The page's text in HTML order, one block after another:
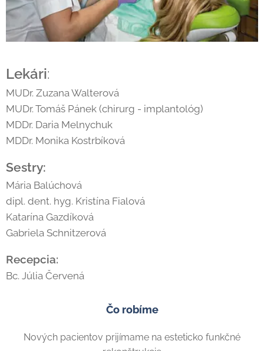
Lekári:
MUDr. Zuzana Walterová
MUDr. Tomáš Pánek (chirurg - implantológ)
MDDr. Daria Melnychuk
MDDr. Monika Kostrbíková
Sestry:
Mária Balúchová
dipl. dent. hyg. Kristína Fialová
Katarína Gazdíková
Gabriela Schnitzerová
Recepcia:
Bc. Júlia Červená
Čo robíme
Nových pacientov prijímame na esteticko funkčné